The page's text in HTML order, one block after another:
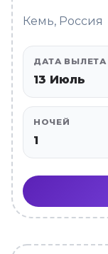
Кемь, Россия
ДАТА ВЫЛЕТА
13 Июль
НОЧЕЙ
1